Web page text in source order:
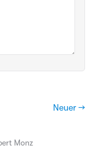
Neuer →
Monz